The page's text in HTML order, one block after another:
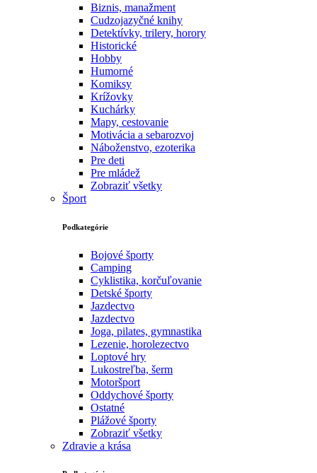
Biznis, manažment
Cudzojazyčné knihy
Detektívky, trilery, horory
Historické
Hobby
Humorné
Komiksy
Krížovky
Kuchárky
Mapy, cestovanie
Motivácia a sebarozvoj
Náboženstvo, ezoterika
Pre deti
Pre mládež
Zobraziť všetky
Šport
Podkategórie
Bojové športy
Camping
Cyklistika, korčuľovanie
Detské športy
Jazdectvo
Jazdectvo
Joga, pilates, gymnastika
Lezenie, horolezectvo
Loptové hry
Lukostreľba, šerm
Motoršport‎
Oddychové športy
Ostatné
Plážové športy
Zobraziť všetky
Zdravie a krása